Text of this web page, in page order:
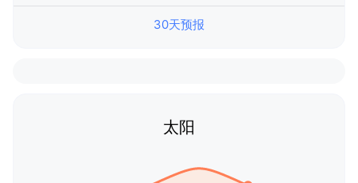
30天预报
太阳